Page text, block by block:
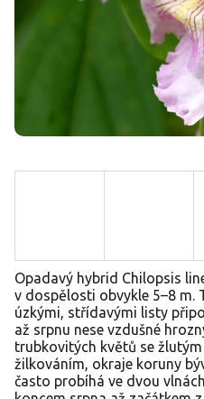
Opadavý hybrid Chilopsis
v dospělosti obvykle 5–8 m.
úzkými, střídavými listy
až srpnu nese vzdušné
trubkovitých květů se žlutým
žilkováním, okraje koruny
často probíhá ve dvou